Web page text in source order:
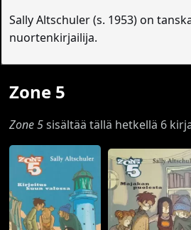
Sally Altschuler (s. 1953) on
nuortenkirjailija.
Zone 5
Zone 5sisältää tällä hetkellä 6